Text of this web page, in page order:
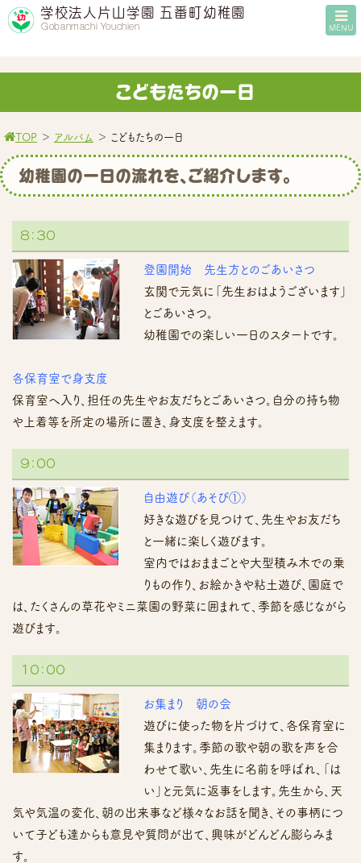
学校法人片山学園 五番町幼稚園
Gobanmachi Youchien MENU
こどもたちの一日
TOP ＞ アルバム ＞ こどもたちの一日
幼稚園の一日の流れを、ご紹介します。
８：３０
登園開始 先生方とのごあいさつ
玄関で元気に「先生おはようございます」
とごあいさつ。
幼稚園での楽しい一日のスタートです。
各保育室で身支度
保育室へ入り、担任の先生やお友だちとごあいさつ。自分の持ち物
や上着等を所定の場所に置き、身支度を整えます。
９：００
自由遊び（あそび①）
好きな遊びを見つけて、先生やお友だち
と一緒に楽しく遊びます。
室内ではおままごとや大型積み木での乗
りもの作り、お絵かきや粘土遊び、園庭で
は、たくさんの草花やミニ菜園の野菜に囲まれて、季節を感じながら
遊びます。
１０：００
お集まり 朝の会
遊びに使った物を片づけて、各保育室に
集まります。季節の歌や朝の歌を声を合
わせて歌い、先生に名前を呼ばれ、「は
い」と元気に返事をします。先生から、天
気や気温の変化、朝の出来事など様々なお話を聞き、その事柄につ
いて子ども達からも意見や質問が出て、興味がどんどん膨らみま
す。